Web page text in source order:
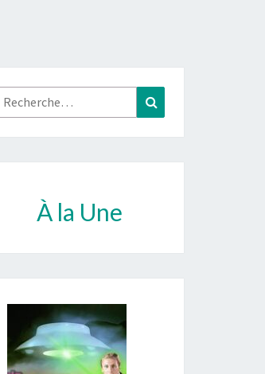
Rechercher :
À la Une